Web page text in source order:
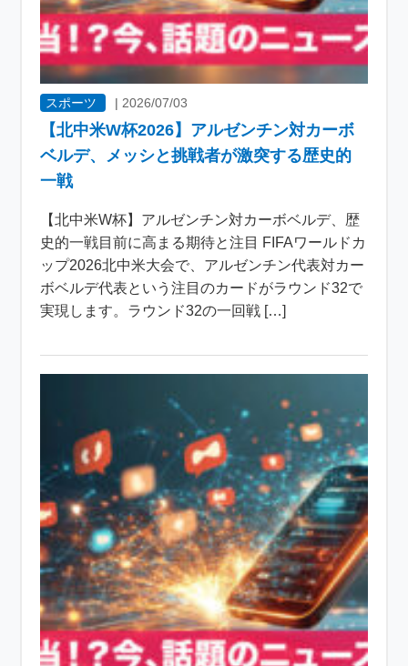
スポーツ | 2026/07/03
【北中米W杯2026】アルゼンチン対カーボ
ベルデ、メッシと挑戦者が激突する歴史的
一戦
【北中米W杯】アルゼンチン対カーボベルデ、歴
史的一戦目前に高まる期待と注目 FIFAワールドカ
ップ2026北中米大会で、アルゼンチン代表対カー
ボベルデ代表という注目のカードがラウンド32で
実現します。ラウンド32の一回戦 […]